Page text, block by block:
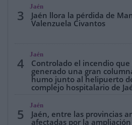
3
Jaén
Jaén llora la pérdida de
Valenzuela Civantos
4
Jaén
Controlado el incendio que
generado una gran
humo junto al helipuerto
complejo hospitalario de
5
Jaén
Jaén, entre las provincias
afectadas por la